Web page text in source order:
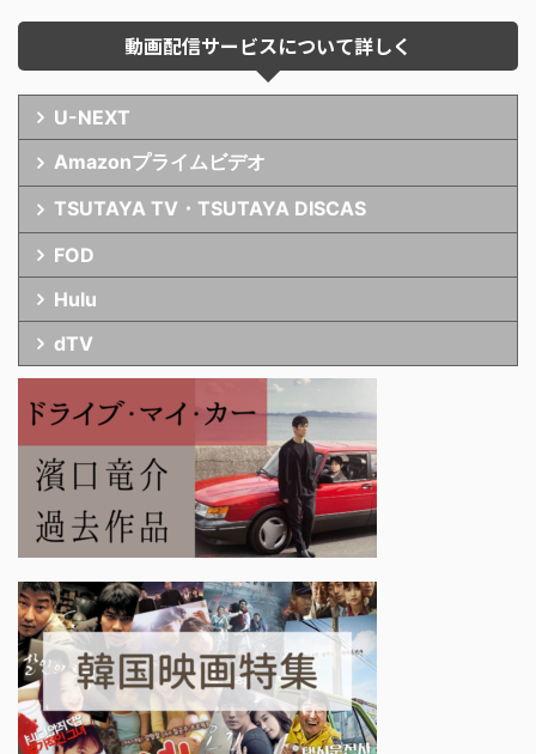
動画配信サービスについて詳しく
U-NEXT
Amazonプライムビデオ
TSUTAYA TV・TSUTAYA DISCAS
FOD
Hulu
dTV